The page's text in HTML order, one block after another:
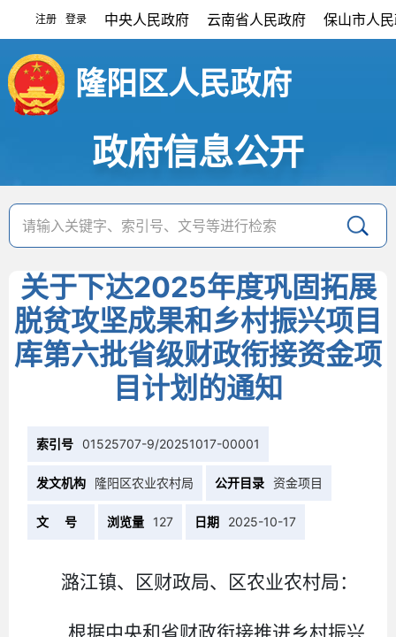
注册 登录 中央人民政府 云南省人民政府 保山市人
隆阳区人民政府
政府信息公开
关于下达2025年度巩固拓展
脱贫攻坚成果和乡村振兴项目
库第六批省级财政衔接资金项
目计划的通知
索引号 01525707-9/20251017-00001
发文机构 隆阳区农业农村局 公开目录 资金项目
文 号 浏览量 127 日期 2025-10-17
潞江镇、区财政局、区农业农村局：
根据中央和省财政衔接推进乡村振兴